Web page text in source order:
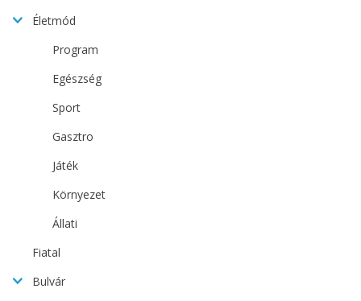
Életmód
Program
Egészség
Sport
Gasztro
Játék
Környezet
Állati
Fiatal
Bulvár